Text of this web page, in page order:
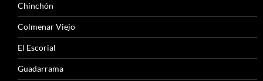
Chinchón
Colmenar Viejo
El Escorial
Guadarrama